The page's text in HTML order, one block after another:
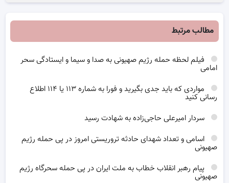
مطالب مرتبط
فیلم لحظه حمله رژیم صهیونی به صدا و سیما و ایستادگی سحر
امامی
مواردی که باید جدی بگیرید و فورا به شماره ۱۱۳ یا ۱۱۴ اطلاع
رسانی کنید
سردار امیرعلی حاجی‌زاده به شهادت رسید
اسامی و تعداد شهدای حادثه تروریستی امروز در پی حمله رژیم
صهیونی
پیام رهبر انقلاب خطاب به ملت ایران در پی حمله سحرگاه رژیم
صهیونی